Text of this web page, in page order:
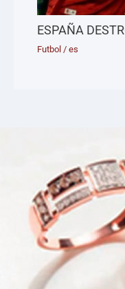
ESPAÑA
Futbol /es